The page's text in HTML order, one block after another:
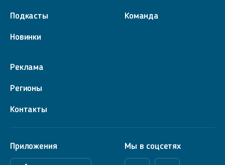
Подкасты
Новинки
Команда
Реклама
Регионы
Контакты
Приложения Мы в соцсетях